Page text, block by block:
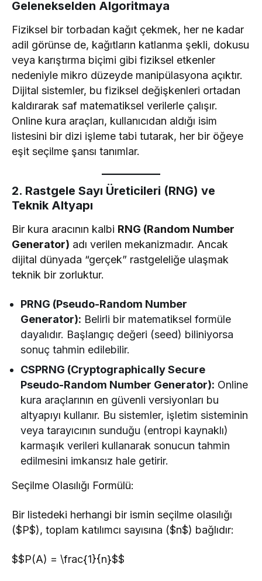
Gelenekselden Algoritmaya
Fiziksel bir torbadan kağıt çekmek, her ne kadar
adil görünse de, kağıtların katlanma şekli, dokusu
veya karıştırma biçimi gibi fiziksel etkenler
nedeniyle mikro düzeyde manipülasyona açıktır.
Dijital sistemler, bu fiziksel değişkenleri ortadan
kaldırarak saf matematiksel verilerle çalışır.
Online kura araçları, kullanıcıdan aldığı isim
listesini bir dizi işleme tabi tutarak, her bir öğeye
eşit seçilme şansı tanımlar.
2. Rastgele Sayı Üreticileri (RNG) ve
Teknik Altyapı
Bir kura aracının kalbi RNG (Random Number
Generator) adı verilen mekanizmadır. Ancak
dijital dünyada “gerçek” rastgeleliğe ulaşmak
teknik bir zorluktur.
PRNG (Pseudo-Random Number
Generator): Belirli bir matematiksel formüle
dayalıdır. Başlangıç değeri (seed) biliniyorsa
sonuç tahmin edilebilir.
CSPRNG (Cryptographically Secure
Pseudo-Random Number Generator): Online
kura araçlarının en güvenli versiyonları bu
altyapıyı kullanır. Bu sistemler, işletim sisteminin
veya tarayıcının sunduğu (entropi kaynaklı)
karmaşık verileri kullanarak sonucun tahmin
edilmesini imkansız hale getirir.
Seçilme Olasılığı Formülü:
Bir listedeki herhangi bir ismin seçilme olasılığı
($P$), toplam katılımcı sayısına ($n$) bağlıdır:
$$P(A) = \frac{1}{n}$$